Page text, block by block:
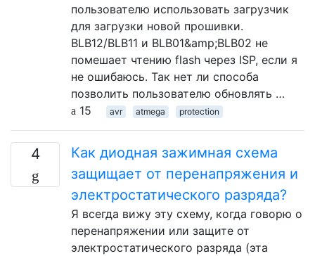
пользователю использовать загрузчик
для загрузки новой прошивки.
BLB12/BLB11 и BLB01&amp;BLB02 не
помешает чтению flash через ISP, если я
не ошибаюсь. Так нет ли способа
позволить пользователю обновлять …
15
avr atmega protection
4
Как диодная зажимная схема
защищает от перенапряжения и
электростатического разряда?
Я всегда вижу эту схему, когда говорю о
перенапряжении или защите от
электростатического разряда (эта